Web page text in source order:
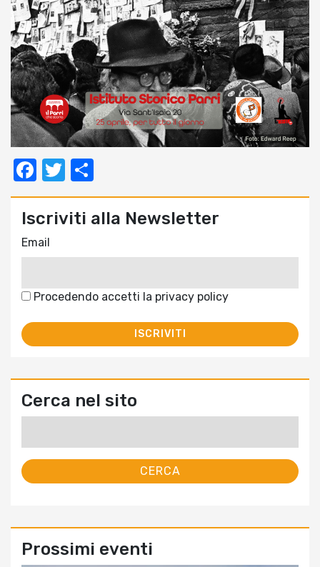
Facebook
Twitter
Iscriviti alla Newsletter
Email
Procedendo accetti la privacy policy
Cerca nel sito
Prossimi eventi